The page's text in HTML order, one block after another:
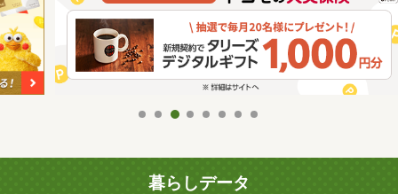
暮らしデータ